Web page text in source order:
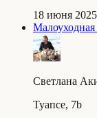
18 июня 2025
Малоуходная
Светлана
Туапсе, 7b